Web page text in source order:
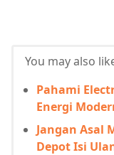
You may also
Pahami
Energi
Jangan Asal
Depot Isi